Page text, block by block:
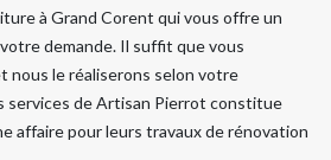
à Grand Corent qui vous offre un
demande. Il suffit que vous
nous le réaliserons selon votre
services de Artisan Pierrot constitue
affaire pour leurs travaux de rénovation